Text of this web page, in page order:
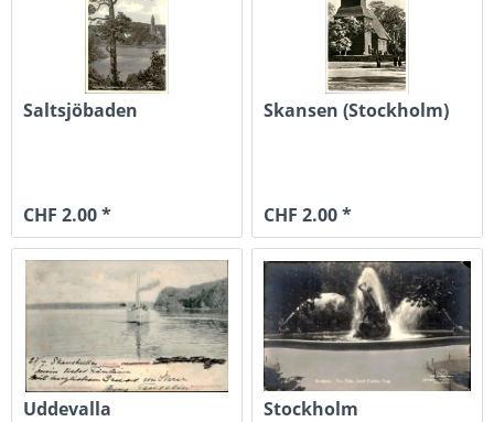
Saltsjöbaden
CHF 2.00 *
Skansen (Stockholm)
CHF 2.00 *
Uddevalla Stockholm